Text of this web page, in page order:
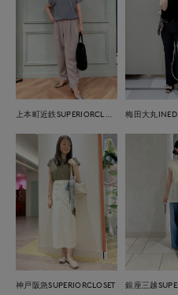
梅田大丸INED
神戸阪急SUPERIORCLOSET